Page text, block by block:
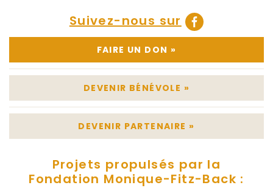
Suivez-nous sur
FAIRE UN DON »
DEVENIR BÉNÉVOLE »
DEVENIR PARTENAIRE »
Projets propulsés par la
Fondation Monique-Fitz-Back :